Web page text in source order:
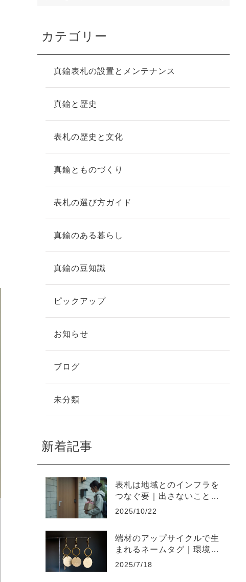
カテゴリー
真鍮表札の設置とメンテナンス
真鍮と歴史
表札の歴史と文化
真鍮とものづくり
表札の選び方ガイド
真鍮のある暮らし
真鍮の豆知識
ピックアップ
お知らせ
ブログ
未分類
新着記事
表札は地域とのインフラを
つなぐ要｜出さないことで
起きやすい不便と上手な出
2025/10/22
端材のアップサイクルで生
まれるネームタグ｜環境負
荷を削減するものづくり
2025/7/18